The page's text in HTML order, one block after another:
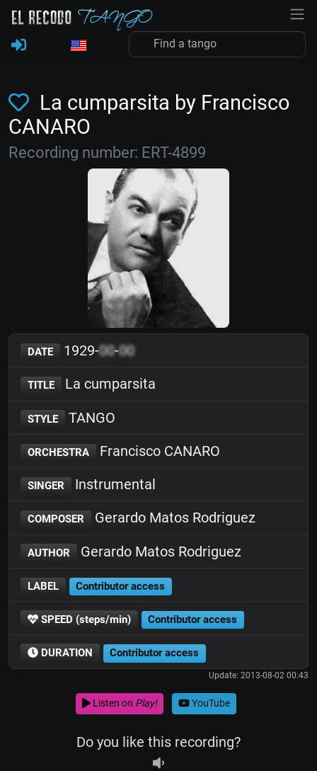
La cumparsita by Francisco
CANARO
Recording number: ERT-4899
DATE 1929-00-00
TITLE La cumparsita
STYLE TANGO
ORCHESTRA Francisco CANARO
SINGER Instrumental
COMPOSER Gerardo Matos Rodriguez
AUTHOR Gerardo Matos Rodriguez
LABEL Contributor access
SPEED (steps/min) Contributor access
DURATION Contributor access
Update: 2013-08-02 00:43
Listen on Play! YouTube
Do you like this recording?